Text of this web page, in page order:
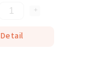
Detail